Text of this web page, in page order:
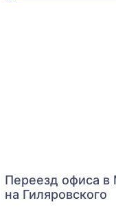
Переезд офиса
на Гиляровского